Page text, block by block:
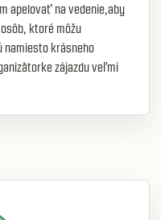
apelovať na vedenie,aby
ktoré môžu
namiesto krásneho
zájazdu veľmi